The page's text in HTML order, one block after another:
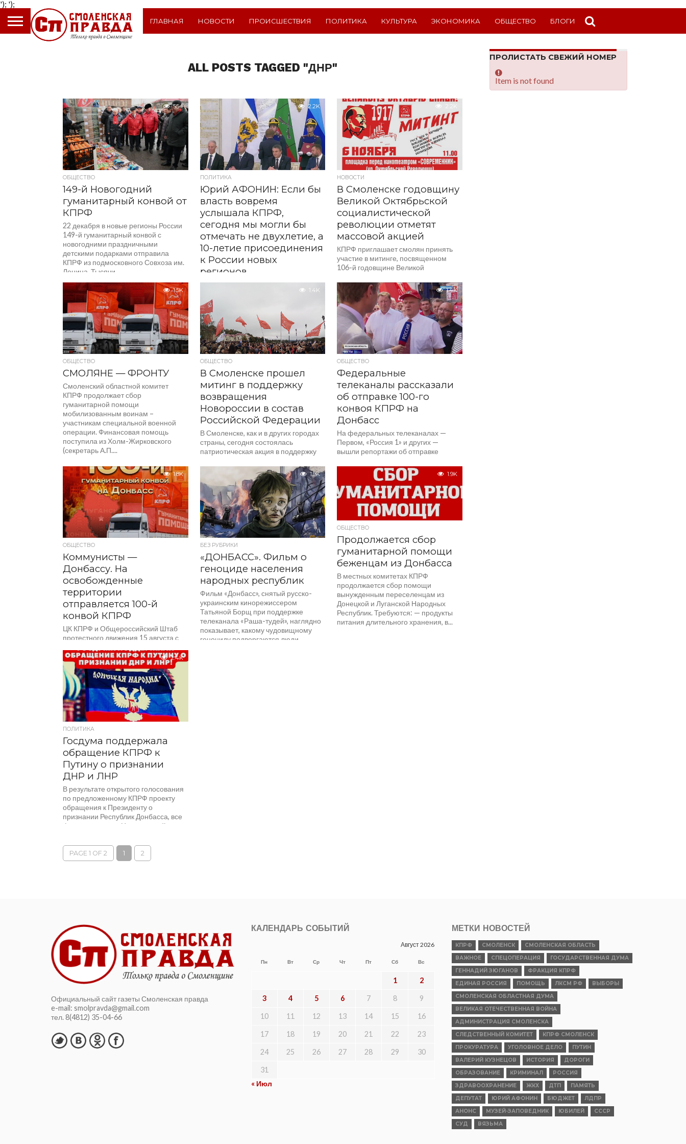
');
ГЛАВНАЯ НОВОСТИ ПРОИСШЕСТВИЯ ПОЛИТИКА КУЛЬТУРА ЭКОНОМИКА ОБЩЕСТВО БЛОГИ
ALL POSTS TAGGED "ДНР"
554
ОБЩЕСТВО
149-й Новогодний
гуманитарный конвой от
КПРФ
22 декабря в новые регионы России
149-й гуманитарный конвой с
новогодними праздничными
детскими подарками отправила
КПРФ из подмосковного Совхоза им.
Ленина. Тысячи...
2.2K
ПОЛИТИКА
Юрий АФОНИН: Если бы
власть вовремя
услышала КПРФ,
сегодня мы могли бы
отмечать не двухлетие, а
10-летие присоединения
к России новых
регионов
Первый заместитель Председателя
прокомментировал двухлетнюю
годовщину присоединения к России
четырех новых регионов. Два года
назад – 30...
2.2K
НОВОСТИ
В Смоленске годовщину
Великой Октябрьской
социалистической
революции отметят
массовой акцией
КПРФ приглашает смолян принять
участие в митинге, посвященном
106-й годовщине Великой
революции. Жители и гости города
вместе с левопатриотическими
силами...
1.5K
ОБЩЕСТВО
СМОЛЯНЕ — ФРОНТУ
Смоленский областной комитет
КПРФ продолжает сбор
гуманитарной помощи
мобилизованным воинам –
участникам специальной военной
операции. Финансовая помощь
поступила из Холм-Жирковского
(секретарь А.П....
1.4K
ОБЩЕСТВО
В Смоленске прошел
митинг в поддержку
возвращения
Новороссии в состав
Российской Федерации
В Смоленске, как и в других городах
страны, сегодня состоялась
патриотическая акция в поддержку
возвращения в состав Российской
Федерации...
1.4K
ОБЩЕСТВО
Федеральные
телеканалы рассказали
об отправке 100-го
конвоя КПРФ на
Донбасс
На федеральных телеканалах —
Первом, «Россия 1» и других —
вышли репортажи об отправке
гуманитарной помощью жителям...
1.8K
ОБЩЕСТВО
Коммунисты —
Донбассу. На
освобожденные
территории
отправляется 100-й
конвой КПРФ
ЦК КПРФ и Общероссийский Штаб
протестного движения 15 августа с
площадки подмосковного Совхоза
им. Ленина дают старт юбилейному,
100-му, гуманитарному...
1.9K
БЕЗ РУБРИКИ
«ДОНБАСС». Фильм о
геноциде населения
народных республик
Фильм «Донбасс», снятый русско-
украинским кинорежиссером
Татьяной Борщ при поддержке
телеканала «Раша-тудей», наглядно
показывает, какому чудовищному
геноциду подвергаются люди
1.9K
ОБЩЕСТВО
Продолжается сбор
гуманитарной помощи
беженцам из Донбасса
В местных комитетах КПРФ
продолжается сбор помощи
вынужденным переселенцам из
Донецкой и Луганской Народных
Республик. Требуются: — продукты
питания длительного хранения, в...
2.4K
ПОЛИТИКА
Госдума поддержала
обращение КПРФ к
Путину о признании
ДНР и ЛНР
В результате открытого голосования
по предложенному КПРФ проекту
обращения к Президенту о
признании Республик Донбасса, все
фракции, кроме «Новых людей»,
PAGE 1 OF 2 1 2
ПРОЛИСТАТЬ СВЕЖИЙ НОМЕР
Item is not found
Официальный сайт газеты Смоленская правда
e-mail: smolpravda@gmail.com
тел. 8(4812) 35-04-66
КАЛЕНДАРЬ СОБЫТИЙ
Август 2026
Пн Вт Ср Чт Пт Сб Вс
1 2
3 4 5 6 7 8 9
10 11 12 13 14 15 16
17 18 19 20 21 22 23
24 25 26 27 28 29 30
31
« Июл
МЕТКИ НОВОСТЕЙ
КПРФ СМОЛЕНСК
СМОЛЕНСКАЯ ОБЛАСТЬ
ВАЖНОЕ
СПЕЦОПЕРАЦИЯ
ГОСУДАРСТВЕННАЯ ДУМА
ГЕННАДИЙ ЗЮГАНОВ
ФРАКЦИЯ КПРФ
ЕДИНАЯ РОССИЯ
ПОМОЩЬ ЛКСМ РФ
ВЫБОРЫ
СМОЛЕНСКАЯ ОБЛАСТНАЯ ДУМА
ВЕЛИКАЯ ОТЕЧЕСТВЕННАЯ ВОЙНА
АДМИНИСТРАЦИЯ СМОЛЕНСКА
СЛЕДСТВЕННЫЙ КОМИТЕТ
КПРФ СМОЛЕНСК
ПРОКУРАТУРА
УГОЛОВНОЕ ДЕЛО
ПУТИН
ВАЛЕРИЙ КУЗНЕЦОВ
ИСТОРИЯ
ДОРОГИ
ОБРАЗОВАНИЕ
КРИМИНАЛ
РОССИЯ
ЗДРАВООХРАНЕНИЕ
ЖКХ ДТП
ПАМЯТЬ
ДЕПУТАТ
ЮРИЙ АФОНИН БЮДЖЕТ
ЛДПР
АНОНС
МУЗЕЙ-ЗАПОВЕДНИК ЮБИЛЕЙ
СССР
СУД
ВЯЗЬМА
');